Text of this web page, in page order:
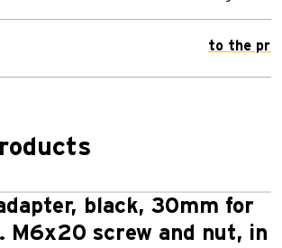
to the
black, 30mm for
M6x20 screw and nut, in